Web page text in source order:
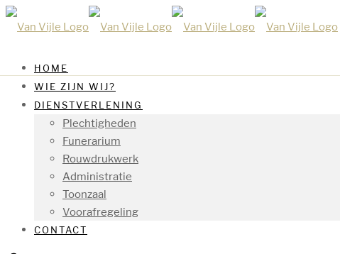
HOME
WIE ZIJN WIJ?
DIENSTVERLENING
Plechtigheden
Funerarium
Rouwdrukwerk
Administratie
Toonzaal
Voorafregeling
CONTACT